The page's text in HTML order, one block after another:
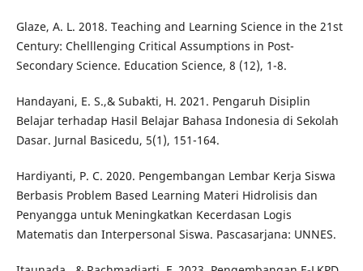
Glaze, A. L. 2018. Teaching and Learning Science in the 21st
Century: Chelllenging Critical Assumptions in Post-
Secondary Science. Education Science, 8 (12), 1-8.
Handayani, E. S.,& Subakti, H. 2021. Pengaruh Disiplin
Belajar terhadap Hasil Belajar Bahasa Indonesia di Sekolah
Dasar. Jurnal Basicedu, 5(1), 151-164.
Hardiyanti, P. C. 2020. Pengembangan Lembar Kerja Siswa
Berbasis Problem Based Learning Materi Hidrolisis dan
Penyangga untuk Meningkatkan Kecerdasan Logis
Matematis dan Interpersonal Siswa. Pascasarjana: UNNES.